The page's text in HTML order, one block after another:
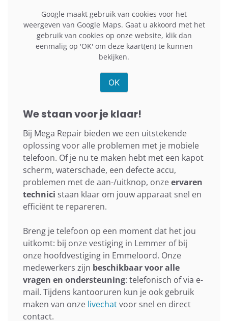
Maandag
Dinsdag
Woensdag
13:00 t/m 18:00
09:30 t/m 18:00
09:30 t/m 18:00
09:30 t/m 18:00
09:30 t/m 21:00
We staan voor je klaar!
Bij Mega Repair bieden we een uitstekende
oplossing voor alle problemen met je mobiele
telefoon. Of je nu te maken hebt met een kapot
scherm, waterschade, een defecte accu,
problemen met de aan-/uitknop, onzeervaren
technici staan klaar om jouw apparaat snel en
efficiënt te repareren.
Breng je telefoon op een moment dat het jou
uitkomt: bij onze vestiging in Lemmer of bij
onze hoofdvestiging in Emmeloord. Onze
medewerkers zijn beschikbaar voor alle
vragen en ondersteuning: telefonisch of via e-
mail. Tijdens kantooruren kun je ook gebruik
maken van onze livechatvoor snel en direct
contact.
Google maakt gebruik van cookies voor het
weergeven van Google Maps. Gaat u akkoord met het
gebruik van cookies op onze website, klik dan
eenmalig op 'OK' om deze kaart(en) te kunnen
bekijken.
OK